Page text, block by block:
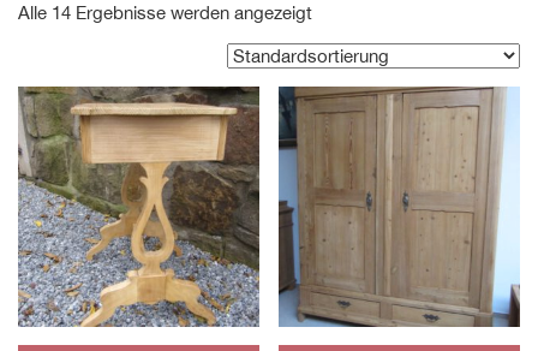
Alle 14 Ergebnisse werden angezeigt